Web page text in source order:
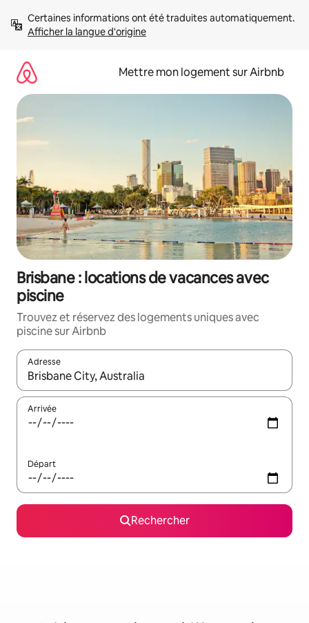
directement
Afficher la langue d'origine
Mettre mon logement sur Airbnb
Brisbane : locations de vacances avec
piscine
Trouvez et réservez des logements uniques avec
piscine sur Airbnb
Adresse
Lorsque les résultats s'affichent, utilisez les flèches vers le
Arrivée
Départ
Rechercher